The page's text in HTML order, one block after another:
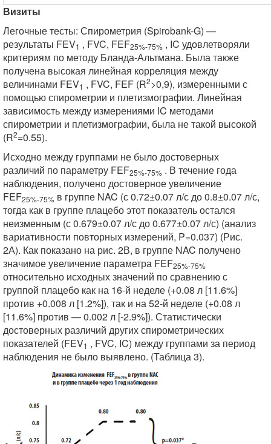
Визиты
Легочные тесты: Спирометрия (Spirobank-G) —
результаты FEV1 , FVC, FEF25%-75% , IC удовлетворяли
критериям по методу Бланда-Альтмана. Была также
получена высокая линейная корреляция между
величинами FEV1 , FVC, FEF (R2>0,9), измеренными с
помощью спирометрии и плетизмографии. Линейная
зависимость между измерениями IC методами
спирометрии и плетизмографии, была не такой высокой
(R2=0.55).
Исходно между группами не было достоверных
различий по параметру FEF25%-75% . В течение года
наблюдения, получено достоверное увеличение
FEF25%-75% в группе NAC (с 0.72±0.07 л/с до 0.8±0.07 л/с,
тогда как в группе плацебо этот показатель остался
неизменным (с 0.679±0.07 л/с до 0.677±0.07 л/с) (анализ
вариативности повторных измерений, P=0.037) (Рис.
2А). Как показано на рис. 2В, в группе NAC получено
значимое увеличение параметра FEF25%-75%
относительно исходных значений по сравнению с
группой плацебо как на 16-й неделе (+0.08 л [11.6%]
против +0.008 л [1.2%]), так и на 52-й неделе (+0.08 л
[11.6%] против — 0.002 л [-2.9%]). Статистически
достоверных различий других спирометрических
показателей (FEV1 , FVC, IC) между группами за период
наблюдения не было выявлено. (Таблица 3).